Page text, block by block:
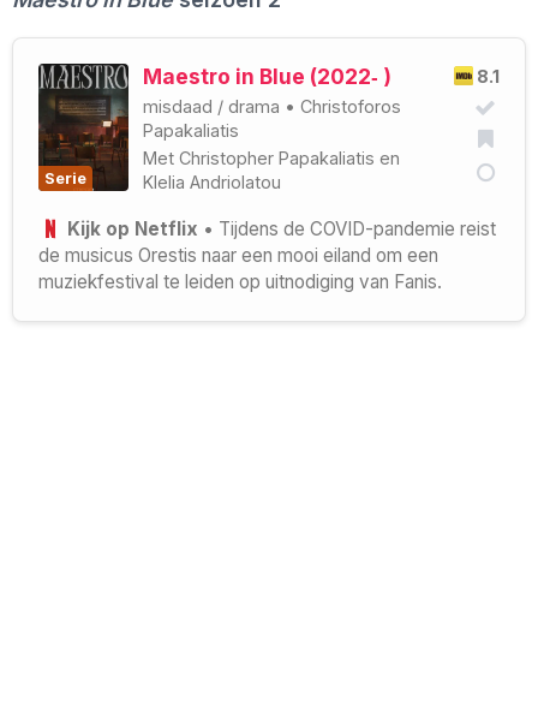
Serie
8.1
Maestro in Blue (2022‑ )
misdaad / drama • Christoforos
Papakaliatis
Met Christopher Papakaliatis en
Klelia Andriolatou
Kijk op Netflix • Tijdens de COVID-pandemie reist
de musicus Orestis naar een mooi eiland om een
muziekfestival te leiden op uitnodiging van Fanis.